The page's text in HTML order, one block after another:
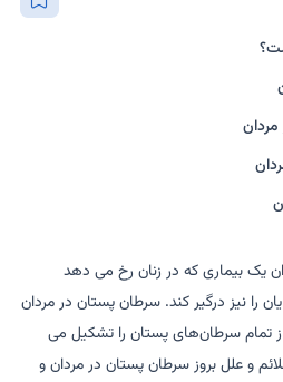
یک بیماری که در زنان رخ می دهد
را نیز درگیر کند. سرطان پستان در مردان
بوده و حدود 1 درصد از تمام سرطان‌های پستان را تشکیل می
و علل بروز سرطان پستان در مردان و